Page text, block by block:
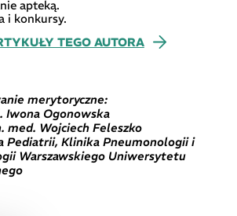
apteką.
i konkursy.
TEGO AUTORA
merytoryczne:
Iwona Ogonowska
med. Wojciech Feleszko
Pediatrii, Klinika Pneumonologii i
Warszawskiego Uniwersytetu